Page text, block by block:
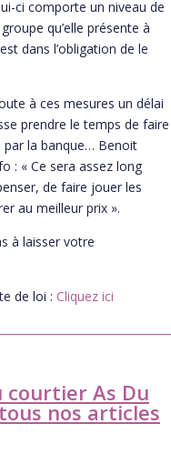
ci comporte un niveau de
qu’elle présente à
dans l’obligation de le
à ces mesures un délai
prendre le temps de faire
par la banque… Benoit
: « Ce sera assez long
de faire jouer les
au meilleur prix ».
à laisser votre
de loi : Cliquez ici
As Du
nos articles